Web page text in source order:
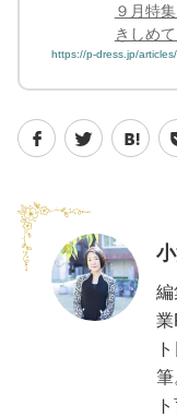
９月特
きしめて
https://p-dress.jp/
編
筆